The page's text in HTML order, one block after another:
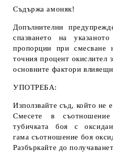
Съдържа амоняк!
Допълнителни
спазването на
пропорции при смесване
точния процент окислител
основните фактори
УПОТРЕБА:
Използвайте съд, който не
Смесете в
тубичката боя с
гама съотношение боя
Разбъркайте до